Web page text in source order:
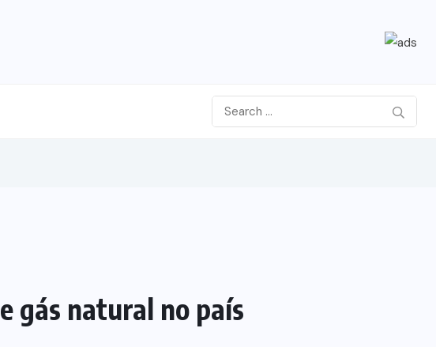
gás natural no país